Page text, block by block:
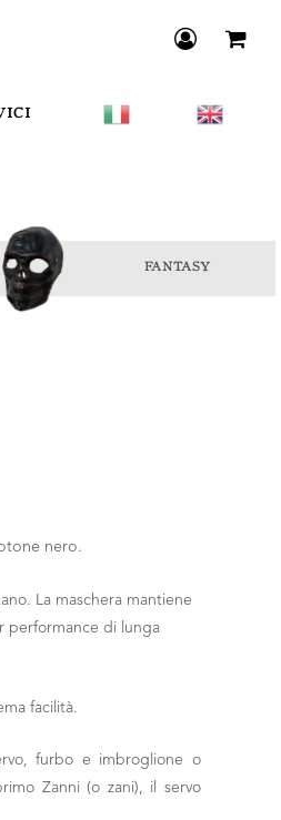
nero.
La maschera mantiene
performance di lunga
facilità.
furbo e imbroglione o
Zanni (o zani), il servo